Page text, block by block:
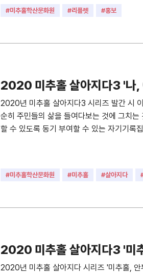
#미추홀학산문화원 #리플렛 #홍보
2020 미추홀 살아지다3 '나,
2020년 미추홀 살아지다3 시리즈 발간 시
순히 주민들의 삶을 들여다보는 것에 그치
할 수 있도록 동기 부여할 수 있는 자기기
#미추홀학산문화원 #미추홀 #살아지다
2020 미추홀 살아지다3 '미
2020년 미추홀 살아지다 시리즈 '미추홀,